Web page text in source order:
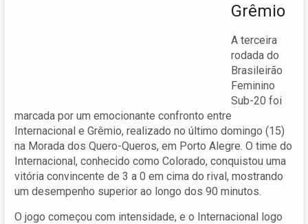
Grêmio
A terceira
rodada do
Brasileirão
Feminino
Sub-20 foi
marcada por um emocionante confronto entre
Internacional e Grêmio, realizado no último domingo (15)
na Morada dos Quero-Queros, em Porto Alegre. O time do
Internacional, conhecido como Colorado, conquistou uma
vitória convincente de 3 a 0 em cima do rival, mostrando
um desempenho superior ao longo dos 90 minutos.
O jogo começou com intensidade, e o Internacional logo